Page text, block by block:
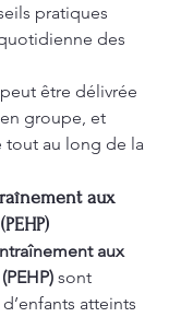
pratiques
des
être délivrée
groupe, et
tout au long de la
aux
aux
sont
atteints